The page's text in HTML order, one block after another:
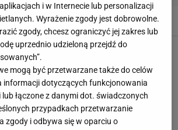
NAJNOWSZE
atak przed Złotymi Tarasami. Policjanci
napastnika. "Nie uniknie
Karola Nawrockiego do Shreka.
wykonała nieoczekiwany ruch
i w Internecie lub personalizacji
Wyrażenie zgody jest dobrowolne.
zgody, chcesz ograniczyć jej zakres lub
uprzednio udzieloną przejdź do
mogą być przetwarzane także do celów
informacji dotyczących funkcjonowania
łączone z danymi dot. świadczonych
przypadkach przetwarzanie
zgody i odbywa się w oparciu o